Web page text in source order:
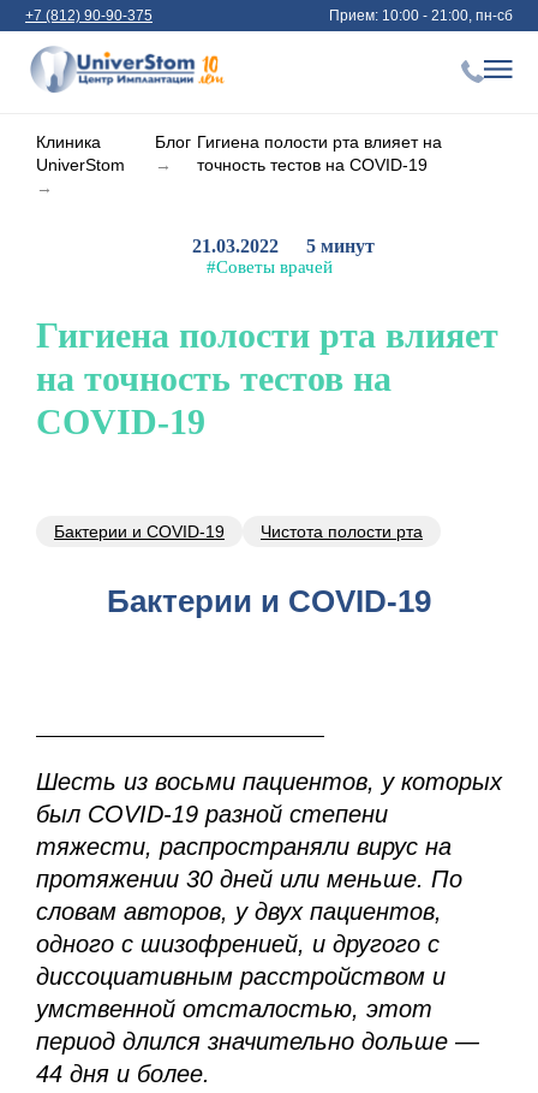
+7 (812) 90-90-375 Прием: 10:00 - 21:00, пн-сб
Клиника
UniverStom
→
Блог
→
Гигиена полости рта влияет на
точность тестов на COVID-19
21.03.2022 5 минут
#Советы врачей
Гигиена полости рта влияет
на точность тестов на
COVID-19
Бактерии и COVID-19 Чистота полости рта
Бактерии и COVID-19
Шесть из восьми пациентов, у которых
был COVID-19 разной степени
тяжести, распространяли вирус на
протяжении 30 дней или меньше. По
словам авторов, у двух пациентов,
одного с шизофренией, и другого с
диссоциативным расстройством и
умственной отсталостью, этот
период длился значительно дольше —
44 дня и более.